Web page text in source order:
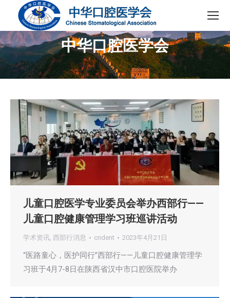
中华口腔医学会
您在这里：
儿童口腔医学专业委员会举办西部行——
儿童口腔健康管理学习班巡讲活动
学术资讯, 西部行消息 cndent 2023年4月21日
“医路童心，医护同行”西部行——儿童口腔健康管理学
习班于4月7-8日在陕西省汉中市口腔医院举办